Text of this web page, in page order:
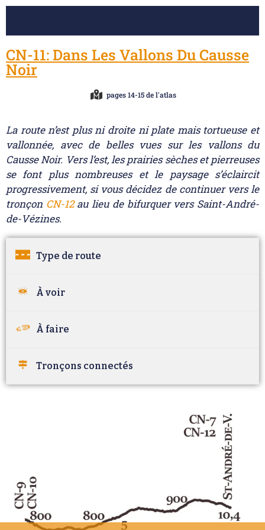
CN-11: Dans Les Vallons Du Causse
Noir
pages 14-15 de l'atlas
La route n’est plus ni droite ni plate mais tortueuse et
vallonnée, avec de belles vues sur les vallons du
Causse Noir. Vers l’est, les prairies sèches et pierreuses
se font plus nombreuses et le paysage s’éclaircit
progressivement, si vous décidez de continuer vers le
tronçon CN-12au lieu de bifurquer vers Saint-André-
de-Vézines.
Type de route
À voir
À faire
Tronçons connectés